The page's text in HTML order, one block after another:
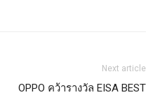
Next article
OPPO คว้ารางวัล EISA BEST